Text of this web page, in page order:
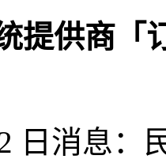
提供商「
日消息：